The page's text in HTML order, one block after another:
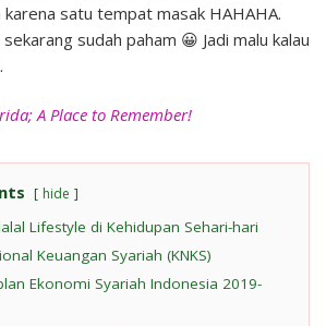
satu tempat masak HAHAHA.
sudah paham 😀 Jadi malu kalau
A Place to Remember!
hide
Lifestyle di Kehidupan Sehari-hari
Keuangan Syariah (KNKS)
Ekonomi Syariah Indonesia 2019-